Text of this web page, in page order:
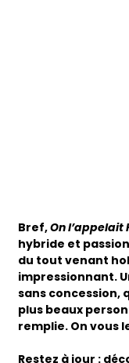
Bref,On l’appelait
hybride et
du tout venant
impressionnant.
sans concession,
plus beaux
remplie. On vous
Restez à jour :